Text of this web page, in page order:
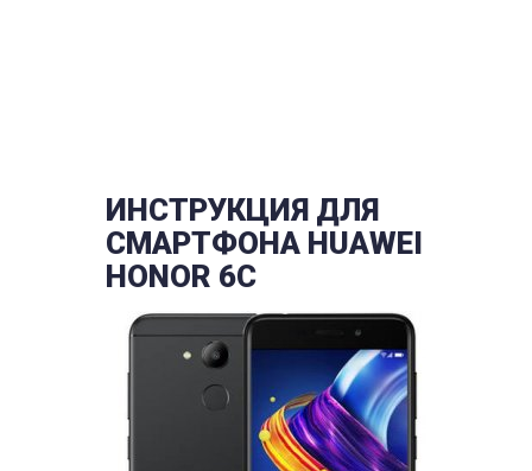
ИНСТРУКЦИЯ ДЛЯ
СМАРТФОНА HUAWEI
HONOR 6C